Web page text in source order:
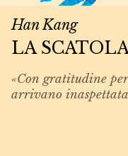
Han Kang
LA
«Con gratitudine
arrivano